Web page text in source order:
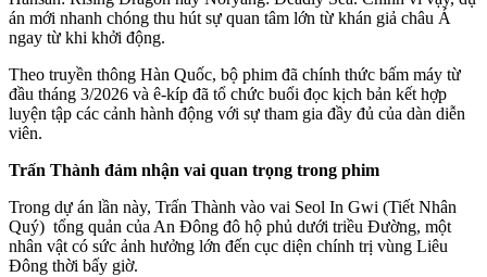
án mới nhanh chóng thu hút sự quan tâm lớn từ khán giả châu Á
ngay từ khi khởi động.
Theo truyền thông Hàn Quốc, bộ phim đã chính thức bấm máy từ
đầu tháng 3/2026 và ê-kíp đã tổ chức buổi đọc kịch bản kết hợp
luyện tập các cảnh hành động với sự tham gia đầy đủ của dàn diễn
viên.
Trấn Thành đảm nhận vai quan trọng trong phim
Trong dự án lần này, Trấn Thành vào vai Seol In Gwi (Tiết Nhân
Quý) tổng quản của An Đông đô hộ phủ dưới triều Đường, một
nhân vật có sức ảnh hưởng lớn đến cục diện chính trị vùng Liêu
Đông thời bấy giờ.